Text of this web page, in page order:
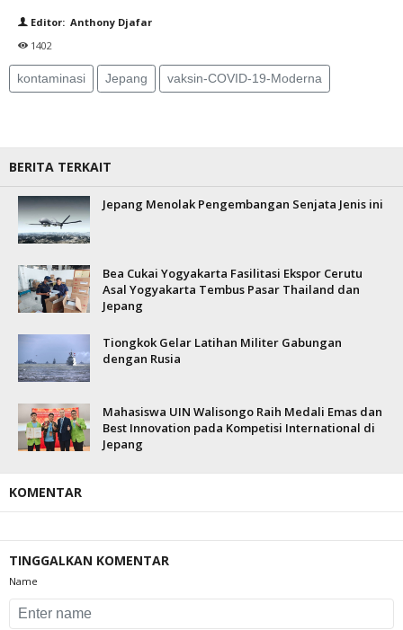
Editor: Anthony Djafar
1402
kontaminasi Jepang vaksin-COVID-19-Moderna
BERITA TERKAIT
Jepang Menolak Pengembangan Senjata Jenis ini
Bea Cukai Yogyakarta Fasilitasi Ekspor Cerutu
Asal Yogyakarta Tembus Pasar Thailand dan
Jepang
Tiongkok Gelar Latihan Militer Gabungan
dengan Rusia
Mahasiswa UIN Walisongo Raih Medali Emas dan
Best Innovation pada Kompetisi International di
Jepang
KOMENTAR
TINGGALKAN KOMENTAR
Name